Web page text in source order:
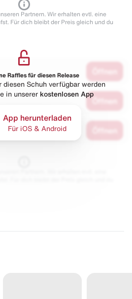
Partnern. Wir erhalten evtl. eine
Für dich bleibt der Preis gleich und du
Raffles für diesen Release
diesen Schuh verfügbar werden
in unserer kostenlosen App
App herunterladen
Für iOS & Android